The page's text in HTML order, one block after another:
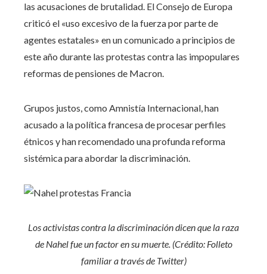
las acusaciones de brutalidad. El Consejo de Europa
criticó el «uso excesivo de la fuerza por parte de
agentes estatales» en un comunicado a principios de
este año durante las protestas contra las impopulares
reformas de pensiones de Macron.
Grupos justos, como Amnistía Internacional, han
acusado a la política francesa de procesar perfiles
étnicos y han recomendado una profunda reforma
sistémica para abordar la discriminación.
Los activistas contra la discriminación dicen que la raza
de Nahel fue un factor en su muerte. (Crédito: Folleto
familiar a través de Twitter)